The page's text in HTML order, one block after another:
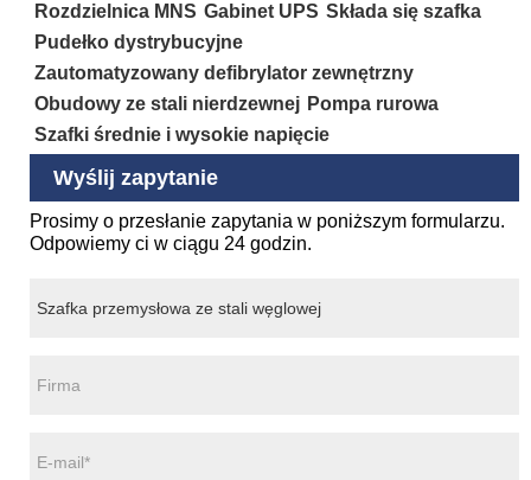
Rozdzielnica MNS Gabinet UPS Składa się szafka
Pudełko dystrybucyjne
Zautomatyzowany defibrylator zewnętrzny
Obudowy ze stali nierdzewnej Pompa rurowa
Szafki średnie i wysokie napięcie
Wyślij zapytanie
Prosimy o przesłanie zapytania w poniższym formularzu.
Odpowiemy ci w ciągu 24 godzin.